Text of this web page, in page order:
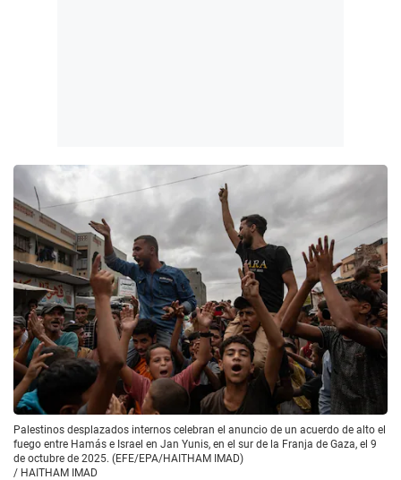
Palestinos desplazados internos celebran el anuncio de un acuerdo de alto el
fuego entre Hamás e Israel en Jan Yunis, en el sur de la Franja de Gaza, el 9
de octubre de 2025. (EFE/EPA/HAITHAM IMAD)
/ HAITHAM IMAD